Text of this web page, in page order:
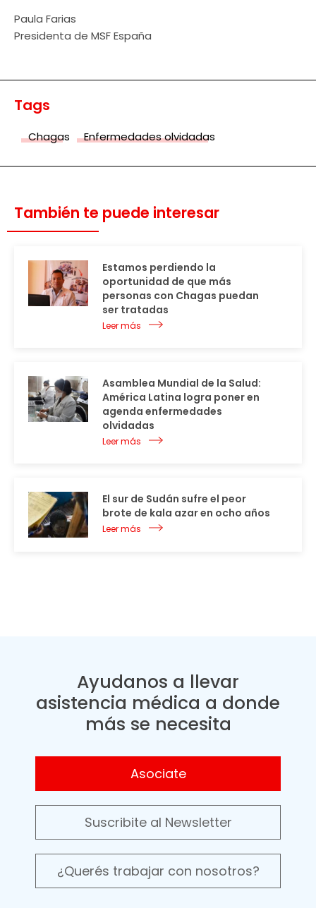
Paula Farias
Presidenta de MSF España
Tags
Chagas Enfermedades olvidadas
También te puede interesar
Estamos perdiendo la
oportunidad de que más
personas con Chagas puedan
ser tratadas
Leer más
Asamblea Mundial de la Salud:
América Latina logra poner en
agenda enfermedades
olvidadas
Leer más
El sur de Sudán sufre el peor
brote de kala azar en ocho años
Leer más
Ayudanos a llevar
asistencia médica a donde
más se necesita
Asociate
Suscribite al Newsletter
¿Querés trabajar con nosotros?